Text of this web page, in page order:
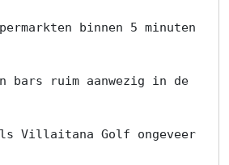
binnen 5 minuten
bars ruim aanwezig in de
Villaitana Golf ongeveer